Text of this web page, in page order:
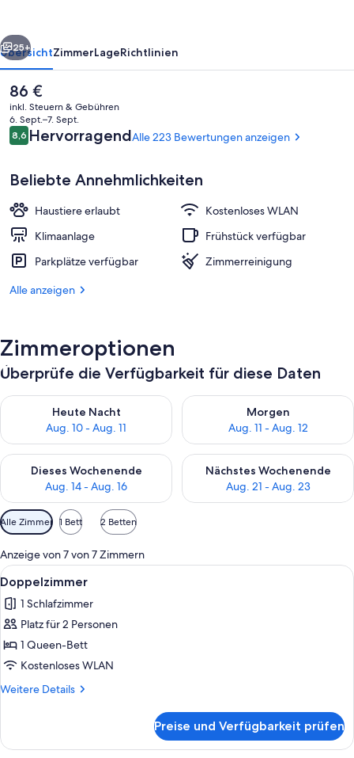
Speisen
Weiter
25+
ÜbersichtZimmerLageRichtlinien
Der
aktuelle
Preis
beträgt
86 €.
86 €
inkl. Steuern & Gebühren
6. Sept.–7. Sept.
Bewertungen
8,68,6 von 10.
HervorragendAlle 223 Bewertungen anzeigen
Beliebte Annehmlichkeiten
Haustiere erlaubt
Kostenloses WLAN
Klimaanlage
Frühstück verfügbar
Parkplätze verfügbar
Zimmerreinigung
Alle anzeigen
Zimmeroptionen
Überprüfe die Verfügbarkeit für diese Daten
Heute Nacht
Aug. 10 - Aug. 11
Überprüfe die Verfügbarkeit für heute Nacht, Aug. 10 - Aug.
Morgen
Aug. 11 - Aug. 12
Überprüfe die Verfügbarkeit
Dieses Wochenende
Aug. 14 - Aug. 16
Überprüfe die Verfügbarkeit für dieses Wochenende, Aug. 14
Nächstes Wochenende
Aug. 21 - Aug. 23
Überprüfe die Verfügbarkeit
Verfügbare
Filter
für
Zimmer
Alle Zimmer 1 Bett 2 Betten
Anzeige von 7 von 7 Zimmern
Alle
Fotos
für
Doppelzimmer
anzeigen
Ein Hotelzimmer mit Bett, einem
4
Doppelzimmer
1 Schlafzimmer
Platz für 2 Personen
1 Queen-Bett
Kostenloses WLAN
Weitere Details
Weitere
Preise und Verfügbarkeit prüfen